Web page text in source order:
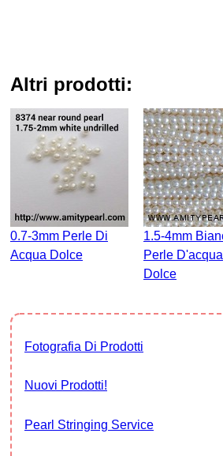
altri prodotti:
0.7-3mm Perle Di
Acqua Dolce
1.5-4mm Bianco
Perle D'acqua
Dolce
Fotografia Di Prodotti
Nuovi Prodotti!
Pearl Stringing Service